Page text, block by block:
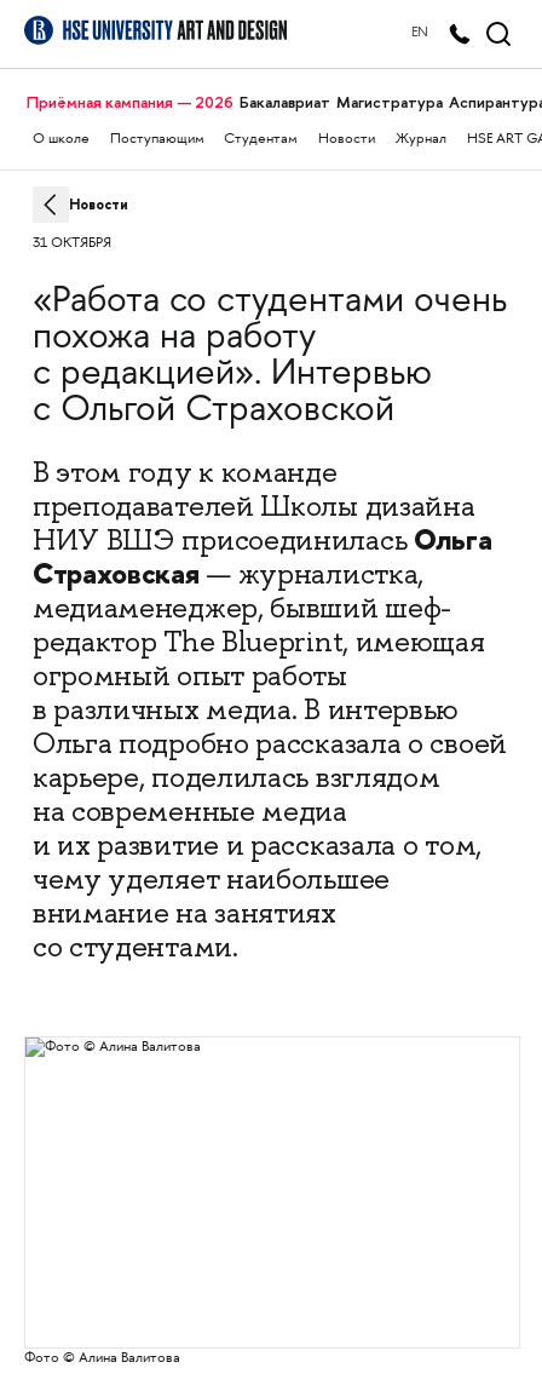
EN
Приёмная кампания — 2026 Бакалавриат Магистратура
О школе Поступающим Студентам Новости Журнал HSE ART
Новости
31 ОКТЯБРЯ
«Работа со студентами очень
похожа на работу
с редакцией». Интервью
с Ольгой Страховской
В этом году к команде
преподавателей Школы дизайна
НИУ ВШЭ присоединилась Ольга
Страховская — журналистка,
медиаменеджер, бывший шеф-
редактор The Blueprint, имеющая
огромный опыт работы
в различных медиа. В интервью
Ольга подробно рассказала о своей
карьере, поделилась взглядом
на современные медиа
и их развитие и рассказала о том,
чему уделяет наибольшее
внимание на занятиях
со студентами.
Фото © Алина Валитова